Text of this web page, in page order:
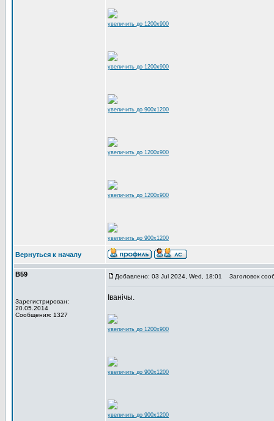
увеличить до 1200x900
увеличить до 1200x900
увеличить до 900x1200
увеличить до 1200x900
увеличить до 1200x900
увеличить до 900x1200
Вернуться к началу
В59
Зарегистрирован:
20.05.2014
Сообщения: 1327
Добавлено: 03 Jul 2024, Wed, 18:01 Заголовок
Іванічы.
увеличить до 1200x900
увеличить до 900x1200
увеличить до 900x1200